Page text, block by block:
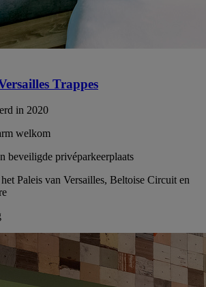
Trappes
in 2020
welkom
beveiligde privéparkeerplaats
Paleis van Versailles, Beltoise Circuit en